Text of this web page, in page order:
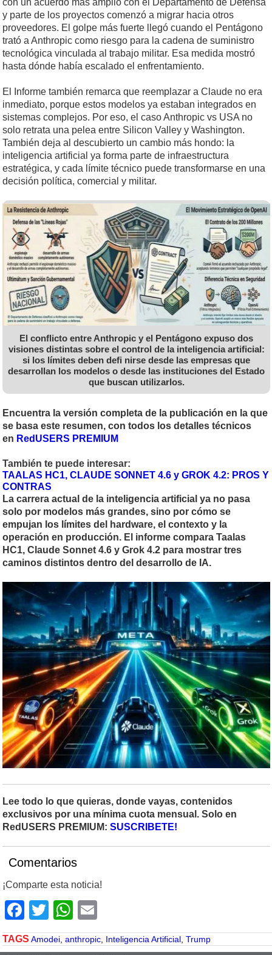
con un acuerdo más amplio con el Departamento de Defensa
y parte de los proyectos comenzó a migrar hacia otros
proveedores. El golpe más fuerte llegó cuando el Pentágono
trató a Anthropic como riesgo para la cadena de suministro
tecnológica vinculada al trabajo militar. Esa medida mostró
hasta dónde había escalado el enfrentamiento.
El Informe también remarca que reemplazar a Claude no era
inmediato, porque estos modelos ya estaban integrados en
sistemas complejos. Por eso, el caso Anthropic vs USA no
solo retrata una pelea entre Silicon Valley y Washington.
También deja al descubierto un cambio más hondo: la
inteligencia artificial ya forma parte de infraestructura
estratégica, y cada límite técnico puede transformarse en una
decisión política, comercial y militar.
El conflicto entre Anthropic y el Pentágono expuso dos
visiones distintas sobre el control de la inteligencia artificial:
si los límites deben defi nirse desde las empresas que
desarrollan los modelos o desde las instituciones del Estado
que buscan utilizarlos.
Encuentra la versión completa de la publicación en la que
se basa este resumen, con todos los detalles técnicos
en RedUSERS PREMIUM
También te puede interesar:
TAALAS HC1, CLAUDE SONNET 4.6 y GROK 4.2: PROS Y
CONTRAS
La carrera actual de la inteligencia artificial ya no pasa
solo por modelos más grandes, sino por cómo se
empujan los límites del hardware, el contexto y la
operación en producción. El informe compara Taalas
HC1, Claude Sonnet 4.6 y Grok 4.2 para mostrar tres
caminos distintos dentro del desarrollo de IA.
Lee todo lo que quieras, donde vayas, contenidos
exclusivos por una mínima cuota mensual. Solo en
RedUSERS PREMIUM: SUSCRIBETE!
Comentarios
¡Comparte esta noticia!
Facebook
TwitterWhatsApp
TAGS Amodei anthropic Inteligencia Artificial Trump